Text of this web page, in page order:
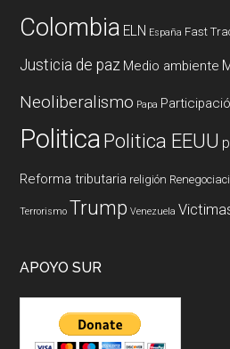
Colombia ELN España Fast
Justicia de paz Medio ambiente
Neoliberalismo Papa
PoliticaPolitica EEUU
Reforma tributaria religión
Terrorismo Trump Venezuela
APOYO SUR